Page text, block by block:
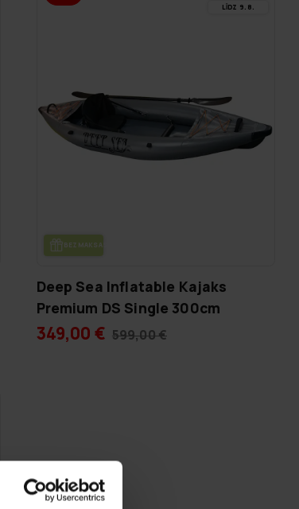
LĪDZ 9.8.
BEZ­MAK­SAS PIE­GĀ­DE
Deep Sea Inflatable Kajaks
Premium DS Single 300cm
349,00 € 599,00 €